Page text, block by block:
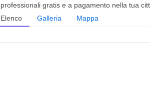
professionali gratis e a pagamento nella tua
Elenco
Galleria Mappa